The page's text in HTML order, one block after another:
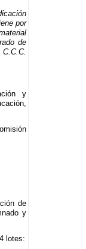
por
de
y
de
y
lotes: